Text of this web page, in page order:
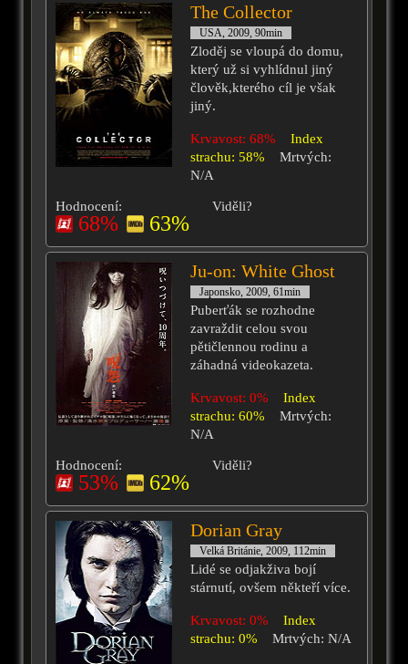
The Collector
USA, 2009, 90min
Zloděj se vloupá do domu,
který už si vyhlídnul jiný
člověk,kterého cíl je však
jiný.
Krvavost: 68%
Index
strachu: 58%
Mrtvých:
N/A
Hodnocení:
68% 63%
Viděli?
Ju-on: White Ghost
Japonsko, 2009, 61min
Puberťák se rozhodne
zavraždit celou svou
pětičlennou rodinu a
záhadná videokazeta.
Krvavost: 0%
Index
strachu: 60%
Mrtvých:
N/A
Hodnocení:
53% 62%
Viděli?
Dorian Gray
Velká Británie, 2009, 112min
Lidé se odjakživa bojí
stárnutí, ovšem někteří více.
Krvavost: 0%
Index
strachu: 0%
Mrtvých: N/A